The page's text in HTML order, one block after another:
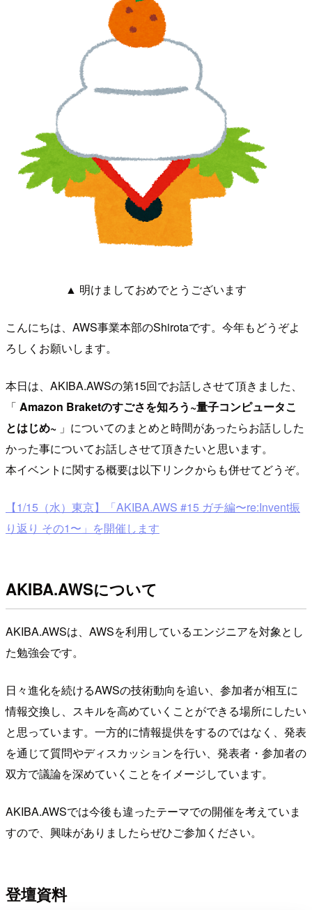
▲ 明けましておめでとうございます
こんにちは、AWS事業本部のShirotaです。今年もどうぞよ
ろしくお願いします。
本日は、AKIBA.AWSの第15回でお話しさせて頂きました、
「 Amazon Braketのすごさを知ろう ~量子コンピュータこ
とはじめ~ 」についてのまとめと時間があったらお話しした
かった事についてお話しさせて頂きたいと思います。
本イベントに関する概要は以下リンクからも併せてどうぞ。
【1/15（水）東京】「AKIBA.AWS #15 ガチ編〜re:Invent振
り返り その1〜」を開催します
AKIBA.AWSについて
AKIBA.AWSは、AWSを利用しているエンジニアを対象とし
た勉強会です。
日々進化を続けるAWSの技術動向を追い、参加者が相互に
情報交換し、スキルを高めていくことができる場所にしたい
と思っています。一方的に情報提供をするのではなく、発表
を通じて質問やディスカッションを行い、発表者・参加者の
双方で議論を深めていくことをイメージしています。
AKIBA.AWSでは今後も違ったテーマでの開催を考えていま
すので、興味がありましたらぜひご参加ください。
登壇資料